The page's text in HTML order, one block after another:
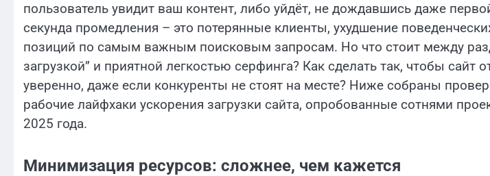
пользователь увидит ваш контент, либо уйдёт, не дождавшись даже
секунда промедления – это потерянные клиенты, ухудшение
позиций по самым важным поисковым запросам. Но что стоит между
загрузкой” и приятной легкостью серфинга? Как сделать так, чтобы сайт
уверенно, даже если конкуренты не стоят на месте? Ниже собраны
рабочие лайфхаки ускорения загрузки сайта, опробованные сотнями
2025 года.
Минимизация ресурсов: сложнее, чем кажется